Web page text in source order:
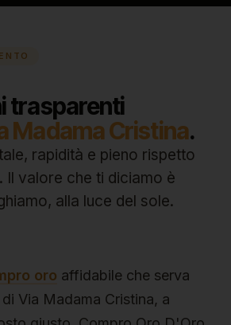
trasparenti
Madama Cristina.
rapidità e pieno rispetto
Il valore che ti diciamo è
alla luce del sole.
oro affidabile che serva
Via Madama Cristina, a